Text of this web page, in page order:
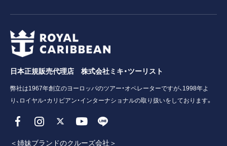
日本正規販売代理店 株式会社ミキ・ツーリスト
弊社は1967年創立のヨーロッパのツアー・オペレーターですが、1998年よ
り、ロイヤル・カリビアン・インターナショナルの取り扱いをしております。
＜姉妹ブランドのクルーズ会社＞